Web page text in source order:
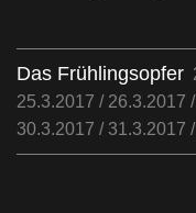
Das Frühlingsopfer
25.3.2017 / 26.3.2017
30.3.2017 / 31.3.2017